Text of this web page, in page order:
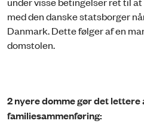
med den danske statsborger
Danmark. Dette følger af en
domstolen.
2 nyere domme gør det lettere
familiesammenføring: